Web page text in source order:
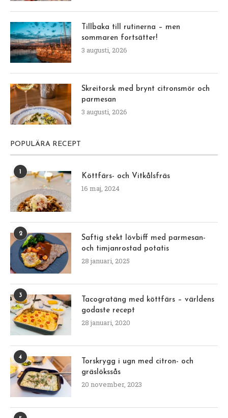
Tillbaka till rutinerna – men
sommaren fortsätter!
3 augusti, 2026
Skreitorsk med brynt citronsmör och
parmesan
3 augusti, 2026
POPULÄRA RECEPT
1
Köttfärs- och Vitkålsfräs
16 maj, 2024
2
Saftig stekt lövbiff med parmesan-
och timjanrostad potatis
28 januari, 2025
3
Tacogratäng med köttfärs – världens
godaste recept
28 januari, 2020
4
Torskrygg i ugn med citron- och
gräslökssås
20 november, 2023